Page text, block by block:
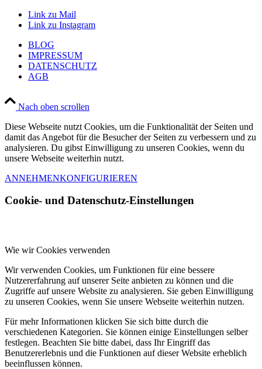
Link zu Mail
Link zu Instagram
BLOG
IMPRESSUM
DATENSCHUTZ
AGB
Nach oben scrollen
Diese Webseite nutzt Cookies, um die Funktionalität der Seiten und
damit das Angebot für die Besucher der Seiten zu verbessern und zu
analysieren. Du gibst Einwilligung zu unseren Cookies, wenn du
unsere Webseite weiterhin nutzt.
ANNEHMENKONFIGURIEREN
Cookie- und Datenschutz-Einstellungen
Wie wir Cookies verwenden
Wir verwenden Cookies, um Funktionen für eine bessere
Nutzererfahrung auf unserer Seite anbieten zu können und die
Zugriffe auf unsere Website zu analysieren. Sie geben Einwilligung
zu unseren Cookies, wenn Sie unsere Webseite weiterhin nutzen.
Für mehr Informationen klicken Sie sich bitte durch die
verschiedenen Kategorien. Sie können einige Einstellungen selber
festlegen. Beachten Sie bitte dabei, dass Ihr Eingriff das
Benutzererlebnis und die Funktionen auf dieser Website erheblich
beeinflussen können.